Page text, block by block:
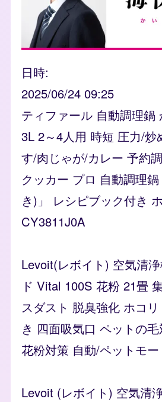
日時
2025/06/24 09:25
ティファール 自動調理鍋
3L 2～4人用 時短 圧力/炒
す/肉じゃが/カレー 予約
クッカー プロ 自動調理
き)」 レシピブック付き
CY3811J0A
Levoit(レボイト) 空気清
ド Vital 100S 花粉 21畳
スダスト 脱臭強化 ホコ
き 四面吸気口 ペットの
花粉対策 自動/ペットモー
Levoit (レボイト) 空気清